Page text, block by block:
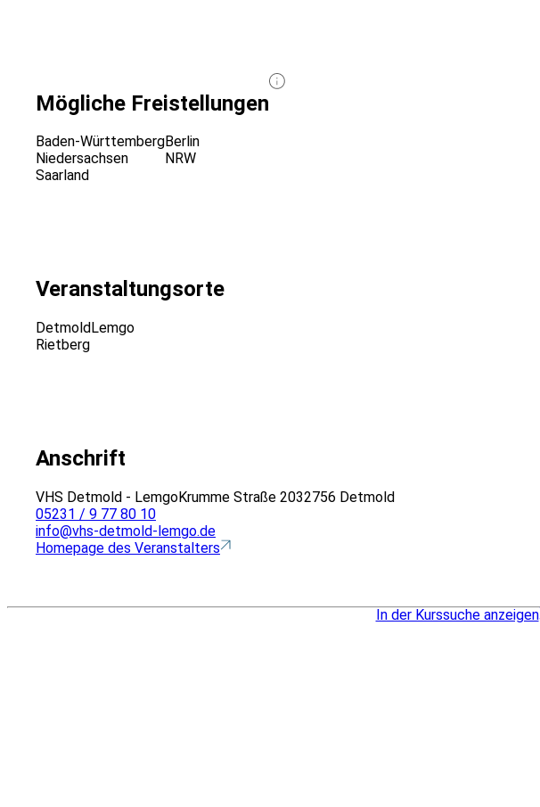
Mögliche Freistellungen
Baden-Württemberg
Niedersachsen
Saarland
Berlin
NRW
Veranstaltungsorte
Detmold
Rietberg
Lemgo
Anschrift
VHS Detmold - LemgoKrumme Straße 2032756 Detmold
05231 / 9 77 80 10
info@vhs-detmold-lemgo.de
Homepage des Veranstalters
In der Kurssuche anzeigen